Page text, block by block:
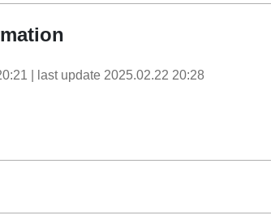
| last update 2025.02.22 20:28